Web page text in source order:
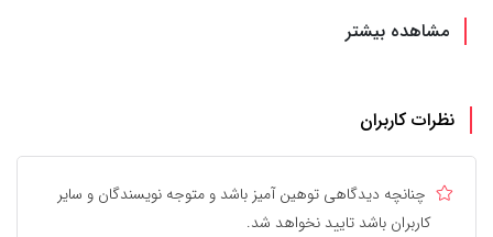
مشاهده بیشتر
نظرات کاربران
چنانچه دیدگاهی توهین آمیز باشد و متوجه نویسندگان و سایر
کاربران باشد تایید نخواهد شد.